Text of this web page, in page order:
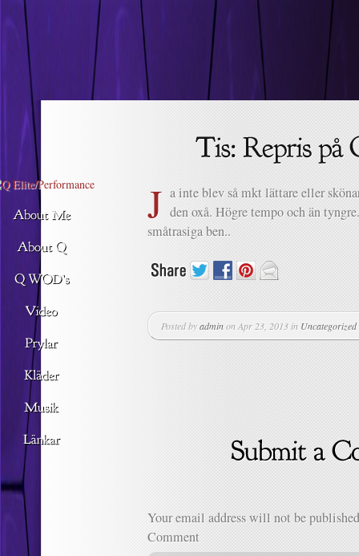
Descargar musica
J a inte blev så mkt lättare eller
den oxå. Högre tempo och än
småtrasiga ben..
Posted byadminon Apr 23, 2013 in Uncategorized
Your email address will not be
Comment